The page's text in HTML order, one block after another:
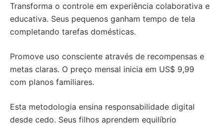
Transforma o controle em experiência colaborativa e
educativa. Seus pequenos ganham tempo de tela
completando tarefas domésticas.
Promove uso consciente através de recompensas e
metas claras. O preço mensal inicia em US$ 9,99
com planos familiares.
Esta metodologia ensina responsabilidade digital
desde cedo. Seus filhos aprendem equilíbrio